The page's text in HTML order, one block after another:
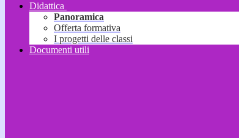
Didattica
Panoramica
Offerta formativa
I progetti delle classi
Documenti utili